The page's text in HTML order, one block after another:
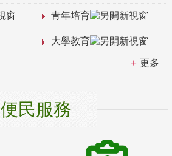
青年培育
大學教育
更多
便民服務